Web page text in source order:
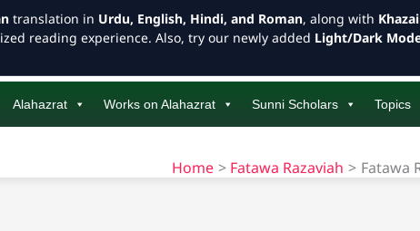
Alahazrat Works on Alahazrat Sunni Scholars Topics
Home Fatawa Razaviah
translation in Urdu, English, Hindi, and Roman, along with
reading experience. Also, try our newly added Light/Dark